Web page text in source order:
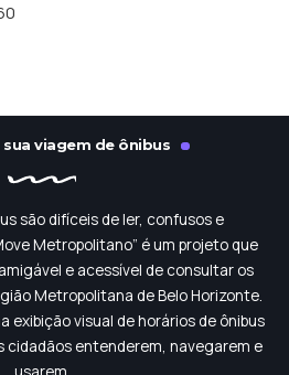
viagem de ônibus
são difíceis de ler, confusos e
Metropolitano” é um projeto que
e acessível de consultar os
Metropolitana de Belo Horizonte.
exibição visual de horários de ônibus
cidadãos entenderem, navegarem e